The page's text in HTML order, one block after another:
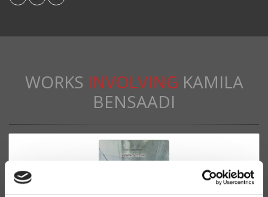
WORKS INVOLVING KAMILA
BENSAADI